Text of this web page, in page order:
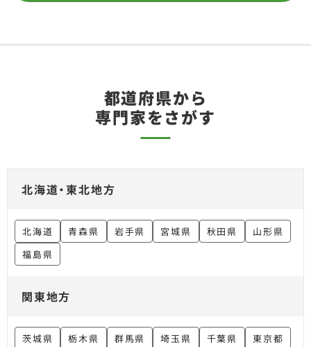
都道府県から
専門家をさがす
北海道・東北地方
北海道 青森県 岩手県 宮城県 秋田県
山形県
福島県
関東地方
茨城県 栃木県 群馬県 埼玉県 千葉県
東京都